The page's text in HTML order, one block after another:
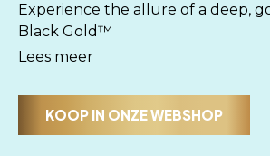
Experience the allure of a deep,
Black Gold™
Lees meer
KOOP IN ONZE WEBSHOP